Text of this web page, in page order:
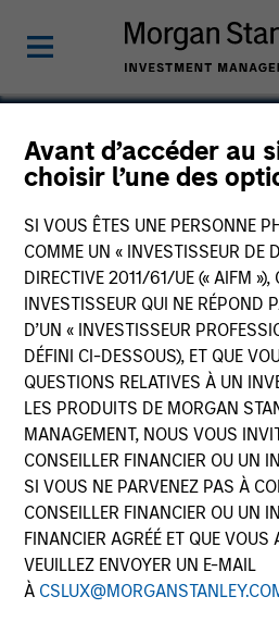
Avant d’accéder au
choisir l’une des
SI VOUS ÊTES UNE PERSONNE
COMME UN « INVESTISSEUR DE
DIRECTIVE 2011/61/UE (« AIFM »),
INVESTISSEUR QUI NE RÉPOND
D’UN « INVESTISSEUR
DÉFINI CI-DESSOUS), ET QUE
QUESTIONS RELATIVES À UN
LES PRODUITS DE MORGAN
MANAGEMENT, NOUS VOUS
CONSEILLER FINANCIER OU UN
SI VOUS NE PARVENEZ PAS À
CONSEILLER FINANCIER OU UN
FINANCIER AGRÉÉ ET QUE VOUS
VEUILLEZ ENVOYER UN E-MAIL
À
Alex
Executive Director